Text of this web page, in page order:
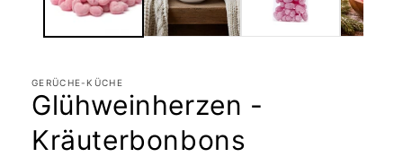
GERÜCHE-KÜCHE
Glühweinherzen -
Kräuterbonbons